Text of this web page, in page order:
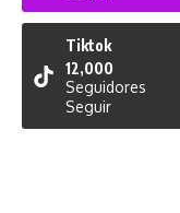
Tiktok
12,000
Seguidores
Seguir